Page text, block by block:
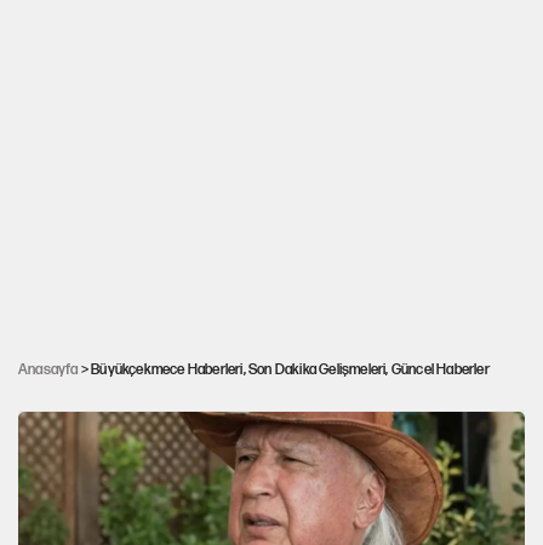
Anasayfa > Büyükçekmece Haberleri, Son Dakika Gelişmeleri, Güncel Haberler
meydana geldi